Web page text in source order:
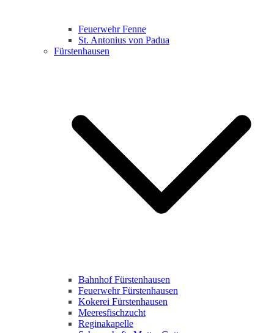
Feuerwehr Fenne
St. Antonius von Padua
Fürstenhausen
Bahnhof Fürstenhausen
Feuerwehr Fürstenhausen
Kokerei Fürstenhausen
Meeresfischzucht
Reginakapelle